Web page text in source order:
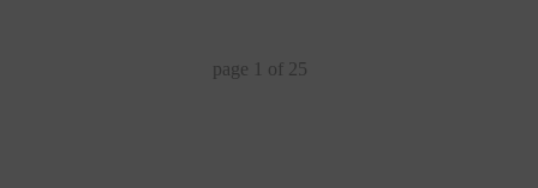
page 1 of 25